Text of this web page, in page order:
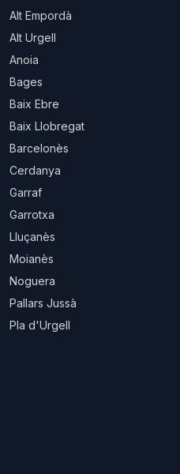
Alt Empordà
Alt Urgell
Anoia
Bages
Baix Ebre
Baix Llobregat
Barcelonès
Cerdanya
Garraf
Garrotxa
Lluçanès
Moianès
Noguera
Pallars Jussà
Pla d'Urgell